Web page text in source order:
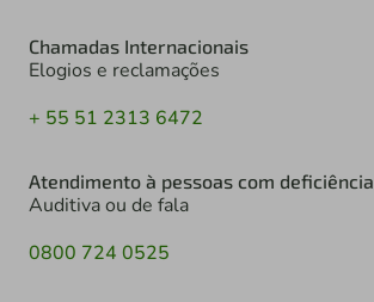
Chamadas Internacionais
Elogios e reclamações
+ 55 51 2313 6472
Atendimento à pessoas com deficiência
Auditiva ou de fala
0800 724 0525